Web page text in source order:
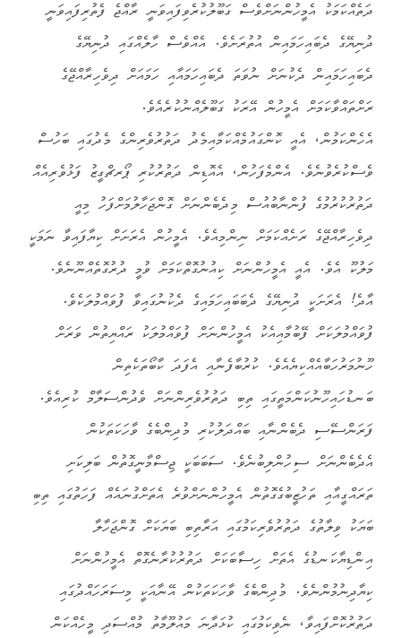
ދަތެއްކަމަކު އެމީހުންނަށްވެސް ގަބޫލުކުރެވިފައިވަނީ ރާއްޖެ ފެތުރިފައިވަނީ
ދުނިޔޭގެ ދެބައިހަމައިން އުތުރަށެވެ. އެއްވެސް ހާލެއްގައި ދުނިޔޭގެ
ދެބައިހަމައިން ދެކުނަށް ނުވަތަ ދެބައިހަމައާއި ހަމައަށް ދިވެހިރާއްޖޭގެ
ރަށްތައްވާކަމަށް އެމީހުން އޭރަކު ގަބޫލެއްނުކުރެއެވެ.
އެހެންކަމުން، އެއީ ކޮންގައުމެއްކަމާއިމެދު ދަތުރުވެރިންގެ މެދުގައި ބަހުސް
ވެސްކުރެވުނެވެ. އެންމެފަހުން، އެއޮޑިން ދަތުރުކުރި ޕޯރޗްގީޒު ފަޅުވެރިއެއް
ދަތުރުކުރުމުގެ ފުންނާބުއުސް މިދެބެންނަށް ގޮންޖަހާލުމަށްފަހު މިއީ
ދިވެހިރާއްޖޭގެ ރަށެއްކަމަށް ނިންމިއެވެ. އެމީހުން އެރަށަށް ކިޔާފައިވާ ނަމަކީ
މަލުކޫ އެވެ. އެއީ އެމީހުންނަށް ކިއުނުގޮތްކަމަށް ވުމީ ދުރުގޮތެއްނޫނެވެ.
އާދެ! އެރަށަކީ ދުނިޔޭގެ ދެބަބައިހަމައިގެ ދެކުނުގައިވާ ފުވައްމުލަކެވެ.
ފުވައްމުލަކަށް ފޭބުމާއިއެކު އެމީހުންނަށް ފުވައްމުލަކު ރައްޔިތުން ވަރަށް
ހޫނުމަރުހަބާއެއްކިޔެއެވެ. ކުރުބާފެނާއި އެފަދަ ކާބޯތަކެތިން
ބަނޑުހައިހޫނުކަންމަތީގައި ތިބި ދަތުރުވެރިންނަށް ވެދުންސަލާމް ކުރިއެވެ.
ފަރަންސޭސި ދެބެންނާއި ބައްދަލުކުރި މުދިންބެގެ ވާހަކަތަކުން
އެދެބެންނަށް ސިހުންލިބުނެވެ. ސަބަބަކީ ޖިސްމާނީގޮތުން ބަލިކަށި
ތަރައްގީއާއި ތަހުޒީބުގެގޮތުން އެމީހުންނަށްވުރެ އެތަށްގުނައެއް ފަހަތުގައި ތިބި
ބަޔަކު ވިލާތުގެ ދަތުރުވެރިކަމުގައި އަރާތިބި ބަޔަކަށް ގޮންޖަހާލާ
އިންޑިޔާކަނޑުގެ އެތަށް ހިސާބަކަށް ދަތުރުކުރާނެގޮތް އެމީހުންނަށް
ކިޔާދިނުމުންނެވެ. މުދިންބެގެ ވާހަކަތަކުން އޭނާއަކީ މިސަރަހައްދުގައި
ދަތުރުކޮށްފައިވާ، ނެވިކަމުގައި ކުޅަދާނަ މައުލޫމާތު މުއްސަދި މީހެއްކަން